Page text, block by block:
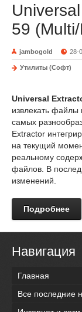
59
jambogold 28-
Утилиты (Софт)
Universal
извлекать файлы
самых
Extractor
на текущий
реальному
файлов. В
изменений.
Подробнее
Навигация
Главная
Все последние